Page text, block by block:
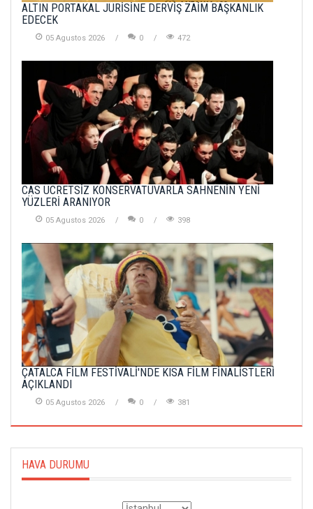
ALTIN PORTAKAL JÜRİSİNE DERVİŞ ZAİM BAŞKANLIK
EDECEK
05 Agustos 2026 0 472
CAS ÜCRETSİZ KONSERVATUVARLA SAHNENİN YENİ
YÜZLERİ ARANIYOR
05 Agustos 2026 0 398
ÇATALCA FİLM FESTİVALİ'NDE KISA FİLM FİNALİSTLERİ
AÇIKLANDI
05 Agustos 2026 0 381
HAVA DURUMU